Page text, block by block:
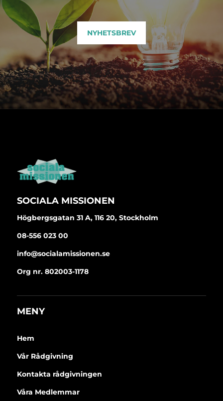
NYHETSBREV
SOCIALA MISSIONEN
Högbergsgatan 31 A, 116 20, Stockholm
08-556 023 00
info@socialamissionen.se
Org nr. 802003-1178
MENY
Hem
Vår Rådgivning
Kontakta rådgivningen
Våra Medlemmar